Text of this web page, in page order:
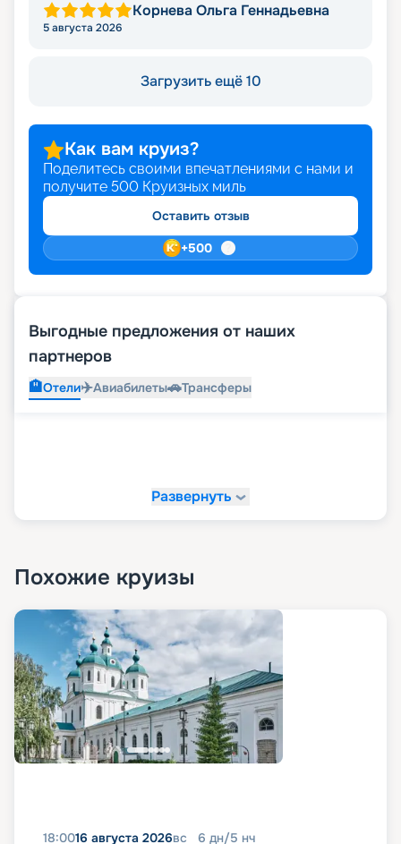
Корнева Ольга Геннадьевна
5 августа 2026
Загрузить ещё 10
Как вам круиз?
Поделитесь своими впечатлениями с нами и
получите 500 Круизных миль
Оставить отзыв
+500
Выгодные предложения от наших
партнеров
🏨Отели✈️Авиабилеты🚗Трансферы
Развернуть
Похожие круизы
18:0016 августа 2026вс 6 дн/5 нч